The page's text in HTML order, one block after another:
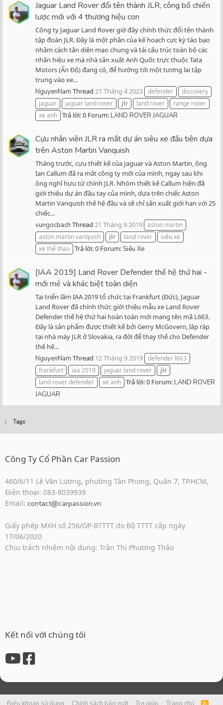
Jaguar Land Rover đổi tên thành JLR, công bố chiến
lược mới với 4 thương hiệu con
Công ty Jaguar Land Rover giờ đây chính thức đổi tên thành
tập đoàn JLR. Đây là một phần của kế hoạch cực kỳ táo bạo
nhằm cách tân diện mạo chung và tái cấu trúc toàn bộ các
nhãn hiệu xe mà nhà sản xuất Anh Quốc trực thuộc Tata
Motors (Ấn Độ) đang có, để hướng tới một tương lai tập
trung vào xe...
NguyenNam Thread 21 Tháng 4 2023 defender
discovery
jaguar
jaguar land rover jlr land rover
range rover
xe anh Trả lời: 0 Forum:LAND ROVER JAGUAR
Cựu nhân viên JLR ra mắt dự án siêu xe đầu tiên dựa
trên Aston Martin Vanquish
Tháng trước, cựu thiết kế của Jaguar và Aston Martin, ông
Ian Callum đã ra mắt công ty mới của mình, ngay sau khi
ông nghỉ hưu từ chính JLR. Nhóm thiết kế Callum hiện đã
giới thiệu dự án đầu tay của mình, dựa trên chiếc Aston
Martin Vanquish thế hệ đầu và sẽ chỉ sản xuất giới hạn với 25
chiếc...
vungocbach Thread 21 Tháng 9 2019 aston martin
aston martin vanquish
jlr land rover
siêu xe
xe thể thao Trả lời: 0 Forum: Siêu Xe
[IAA 2019] Land Rover Defender thế hệ thứ hai -
mới mẻ và khác biệt toàn diện
Tại triển lãm IAA 2019 tổ chức tại Frankfurt (Đức), Jaguar
Land Rover đã chính thức giới thiệu mẫu xe Land Rover
Defender thế hệ thứ hai hoàn toàn mới mang tên mã L663.
Đây là sản phẩm được thiết kế bởi Gerry McGovern, lắp ráp
tại nhà máy JLR ở Slovakia, ra đời để thay thế cho Defender
thế hệ...
NguyenNam Thread 12 Tháng 9 2019 defender l663
frankfurt
iaa 2019 jaguar land rover
jlr
land rover defender
xe anh Trả lời: 0 Forum:LAND ROVER
JAGUAR
Tags
Công Ty Cổ Phần Car Passion
460/6/11 Lê Văn Lương, phường Tân Phong, Quận 7, TP.HCM,
Điện thoại: 083-8039939
Email: contact@carpassion.vn
Giấy phép MXH số 256/GP-BTTTT do Bộ TTTT cấp ngày
17/06/2020
Chịu trách nhiệm nội dung: Trần Thị Phương Thảo
Kết nối với chúng tôi
R